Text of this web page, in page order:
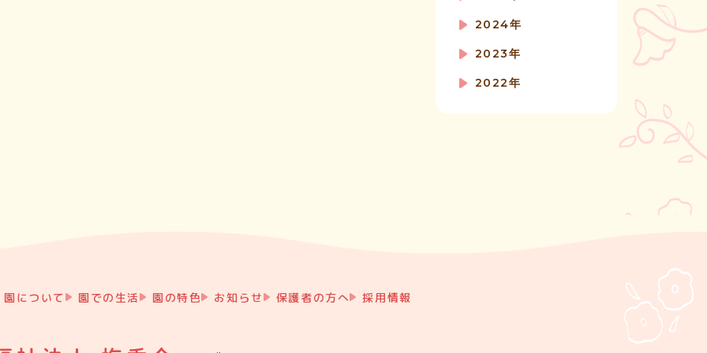
2024年
2023年
2022年
園について 園での生活 園の特色 お知らせ 保護者の方へ 採用情報